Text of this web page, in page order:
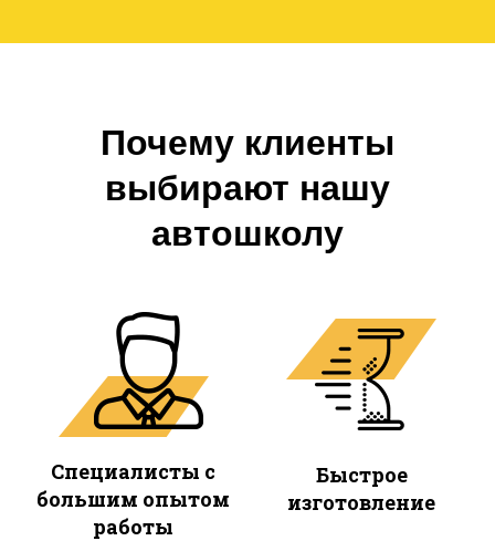
Почему клиенты
выбирают нашу
автошколу
Специалисты с
большим опытом
работы
Быстрое
изготовление